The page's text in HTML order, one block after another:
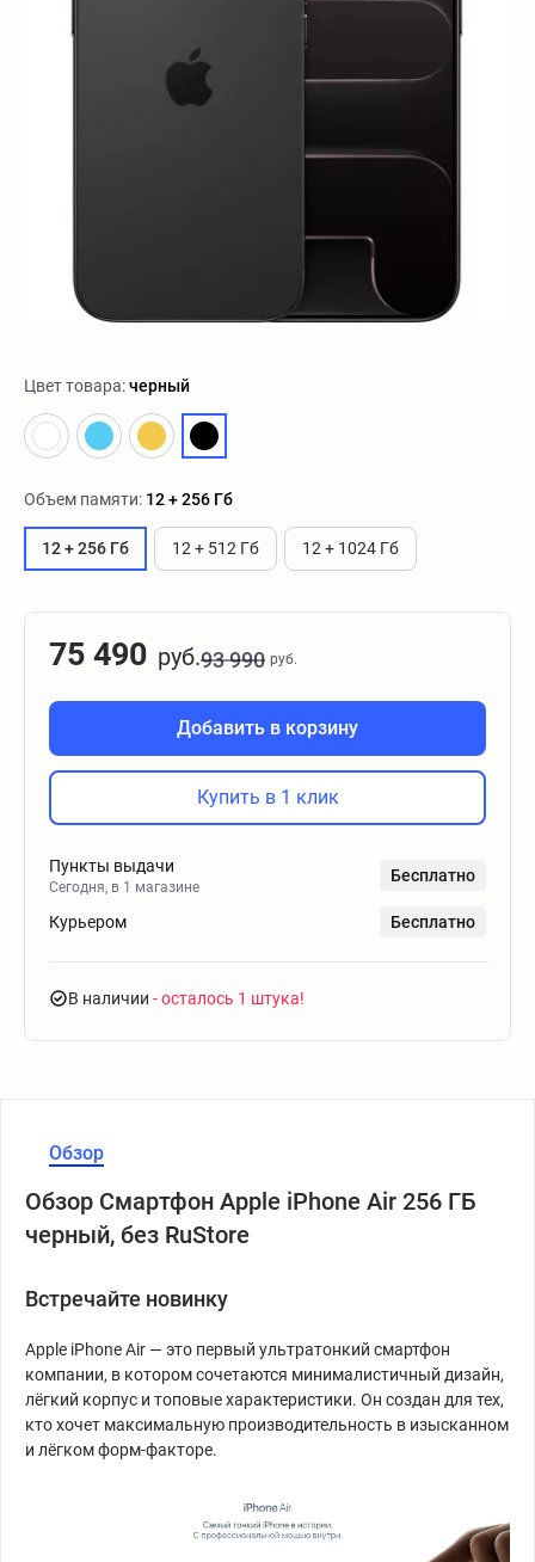
Цвет товара:черный
Объем памяти: 12 + 256 Гб
12 + 256 Гб 12 + 512 Гб 12 + 1024 Гб
75 490 руб.93 990 руб.
Добавить в корзину
Купить в 1 клик
Пункты выдачи
Сегодня, в 1 магазине
Бесплатно
Курьером Бесплатно
В наличии - осталось 1 штука
Обзор
Обзор Смартфон Apple iPhone Air 256 ГБ
черный, без RuStore
Встречайте новинку
Apple iPhone Air — это первый ультратонкий смартфон
компании, в котором сочетаются минималистичный дизайн,
лёгкий корпус и топовые характеристики. Он создан для тех,
кто хочет максимальную производительность в изысканном
и лёгком форм-факторе.